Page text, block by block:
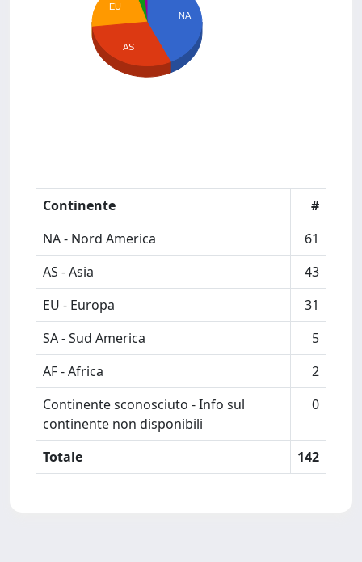
NA
EU
AS
Continente
#
NA - Nord America
61
AS - Asia
43
EU - Europa
31
SA - Sud America
5
AF - Africa
2
Continente sconosciuto - Info sul
continente non disponibili
0
Totale 142